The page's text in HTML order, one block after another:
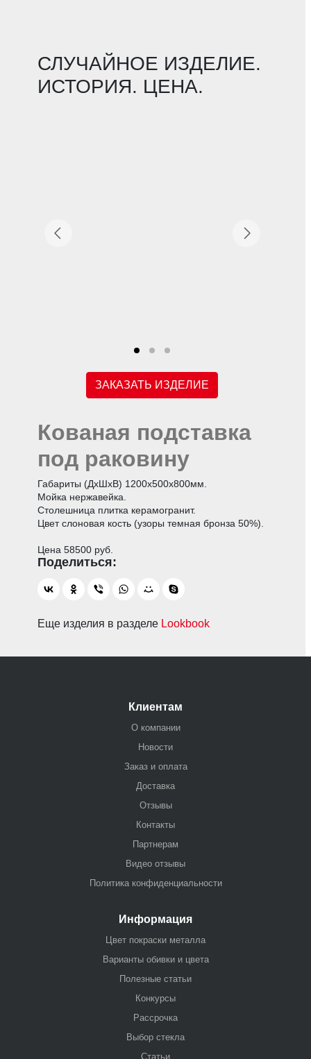
СЛУЧАЙНОЕ ИЗДЕЛИЕ.
ИСТОРИЯ. ЦЕНА.
ЗАКАЗАТЬ ИЗДЕЛИЕ
Кованая подставка
под раковину
Габариты (ДхШхВ) 1200х500х800мм.
Мойка нержавейка.
Столешница плитка керамогранит.
Цвет слоновая кость (узоры темная бронза 50%).
Цена 58500 руб.
Еще изделия в разделе Lookbook
Клиентам
О компании
Новости
Заказ и оплата
Доставка
Отзывы
Контакты
Партнерам
Видео отзывы
Политика конфиденциальности
Информация
Цвет покраски металла
Варианты обивки и цвета
Полезные статьи
Конкурсы
Рассрочка
Выбор стекла
Статьи